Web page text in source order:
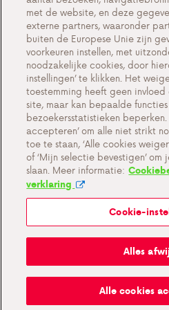
Cookie-instellingen
Belangrijke documenten
voorwaarden
Privacy en cookiebeleid BE
Mijn
Ruik je
met de website, en deze
externe partners, waaronder
buiten de Europese Unie zijn
voorkeuren instellen, met
noodzakelijke cookies, door
instellingen’ te klikken. Het
toestemming heeft geen
site, maar kan bepaalde
bezoekersstatistieken beperken.
accepteren’ om alle niet strikt
toe te staan, ‘Alle cookies
of ‘Mijn selectie bevestigen’
slaan. Meer informatie:
verklaring
Cookie-
Alles
Alle cookies